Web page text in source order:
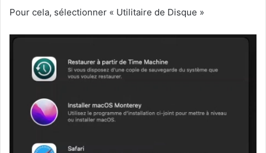
Pour cela, sélectionner « Utilitaire de Disque »